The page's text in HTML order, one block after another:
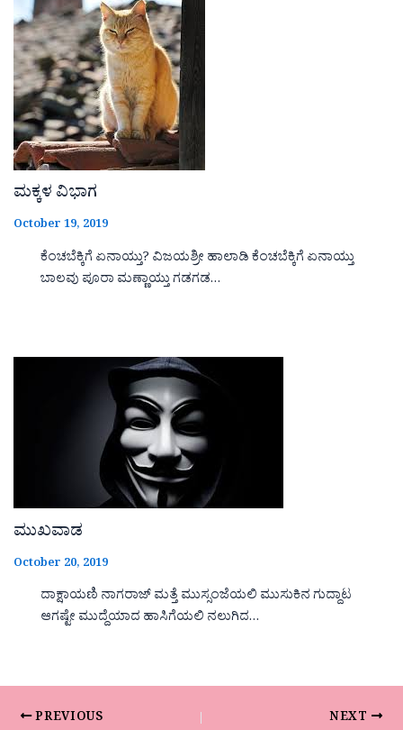
ಮಕ್ಕಳ ವಿಭಾಗ
October 19, 2019
ಕೆಂಚಬೆಕ್ಕಿಗೆ ಏನಾಯ್ತು? ವಿಜಯಶ್ರೀ ಹಾಲಾಡಿ ಕೆಂಚಬೆಕ್ಕಿಗೆ ಏನಾಯ್ತು
ಬಾಲವು ಪೂರಾ ಮಣ್ಣಾಯ್ತು ಗಡಗಡ…
ಮುಖವಾಡ
October 20, 2019
ದಾಕ್ಷಾಯಣಿ ನಾಗರಾಜ್ ಮತ್ತೆ ಮುಸ್ಸಂಜೆಯಲಿ ಮುಸುಕಿನ ಗುದ್ದಾಟ
ಆಗಷ್ಟೇ ಮುದ್ದೆಯಾದ ಹಾಸಿಗೆಯಲಿ ನಲುಗಿದ…
PREVIOUS NEXT